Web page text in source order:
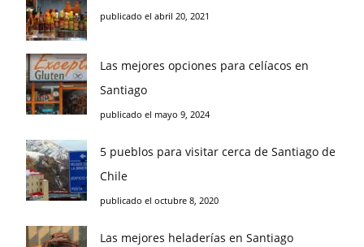
publicado el abril 20, 2021
Las mejores opciones para celíacos en
Santiago
publicado el mayo 9, 2024
5 pueblos para visitar cerca de Santiago de
Chile
publicado el octubre 8, 2020
Las mejores heladerías en Santiago